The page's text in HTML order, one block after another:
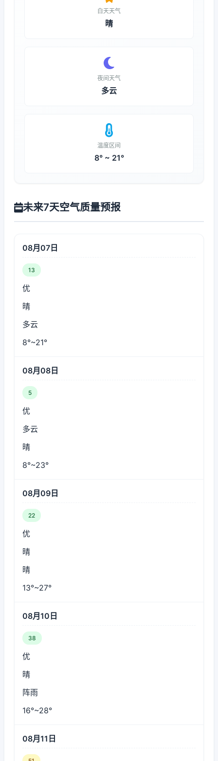
白天天气
晴
夜间天气
多云
温度区间
8° ~ 21°
未来7天空气质量预报
08月07日
13
优
晴
多云
8°~21°
08月08日
5
优
多云
晴
8°~23°
08月09日
22
优
晴
晴
13°~27°
08月10日
38
优
晴
阵雨
16°~28°
08月11日